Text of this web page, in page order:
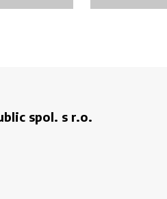
spol. s r.o.